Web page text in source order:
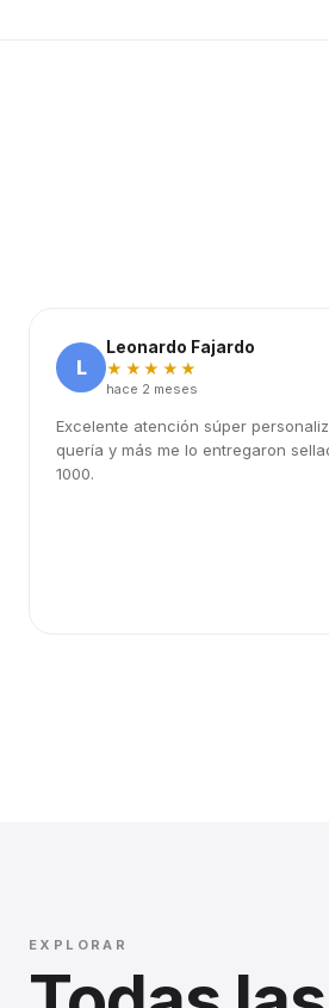
L
Leonardo Fajardo
★★★★★
hace 2 meses
Excelente atención súper
quería y más me lo entregaron
1000.
EXPLORAR